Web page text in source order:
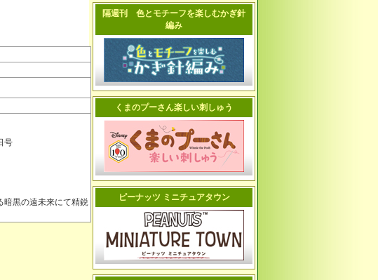
号
暗黒の遠未来にて精鋭
隔週刊 色とモチーフを楽しむかぎ針
編み
くまのプーさん楽しい刺しゅう
ピーナッツ ミニチュアタウン